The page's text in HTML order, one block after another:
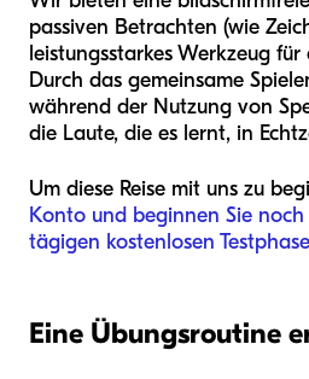
passiven Betrachten (wie
leistungsstarkes Werkzeug
Durch das gemeinsame
während der Nutzung von
die Laute, die es lernt, in
Um diese Reise mit uns zu
Konto und beginnen Sie
tägigen kostenlosen Testphase
Eine Übungsroutine